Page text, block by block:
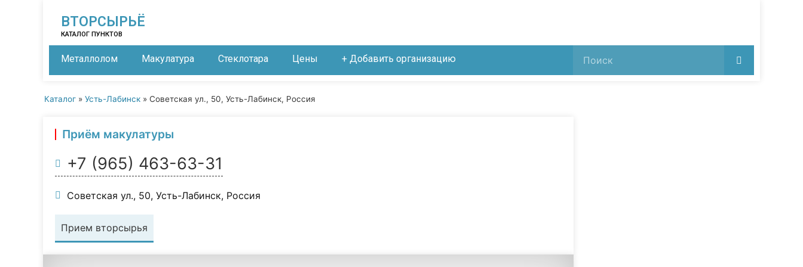
ВТОРСЫРЬЁ
КАТАЛОГ ПУНКТОВ
Металлолом Макулатура Стеклотара Цены + Добавить организацию
Каталог » Усть-Лабинск » Советская ул., 50, Усть-Лабинск, Россия
Приём макулатуры
+7 (965) 463-63-31
Советская ул., 50, Усть-Лабинск, Россия
Прием вторсырья